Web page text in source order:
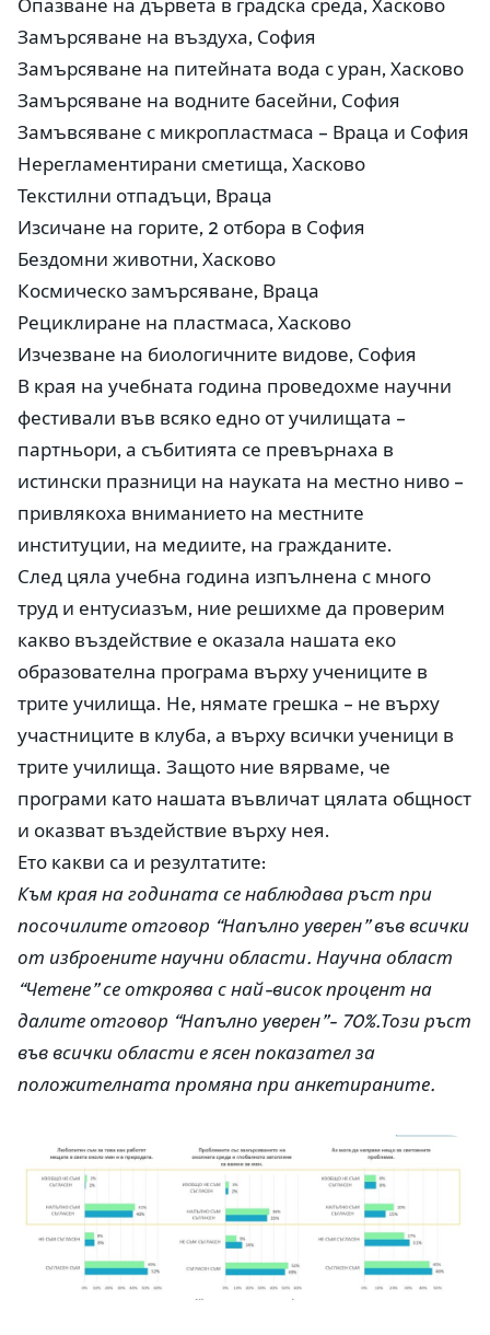
Опазване на дървета в градска среда, Хасково
Замърсяване на въздуха, София
Замърсяване на питейната вода с уран, Хасково
Замърсяване на водните басейни, София
Замъвсяване с микропластмаса – Враца и София
Нерегламентирани сметища, Хасково
Текстилни отпадъци, Враца
Изсичане на горите, 2 отбора в София
Бездомни животни, Хасково
Космическо замърсяване, Враца
Рециклиране на пластмаса, Хасково
Изчезване на биологичните видове, София
В края на учебната година проведохме научни
фестивали във всяко едно от училищата –
партньори, а събитията се превърнаха в
истински празници на науката на местно ниво –
привлякоха вниманието на местните
институции, на медиите, на гражданите.
След цяла учебна година изпълнена с много
труд и ентусиазъм, ние решихме да проверим
какво въздействие е оказала нашата еко
образователна програма върху учениците в
трите училища. Не, нямате грешка – не върху
участниците в клуба, а върху всички ученици в
трите училища. Защото ние вярваме, че
програми като нашата въвличат цялата общност
и оказват въздействие върху нея.
Ето какви са и резултатите:
Към края на годината се наблюдава ръст при
посочилите отговор “Напълно уверен” във всички
от изброените научни области. Научна област
“Четене” се откроява с най-висок процент на
далите отговор “Напълно уверен”- 70%.Този ръст
във всички области е ясен показател за
положителната промяна при анкетираните.